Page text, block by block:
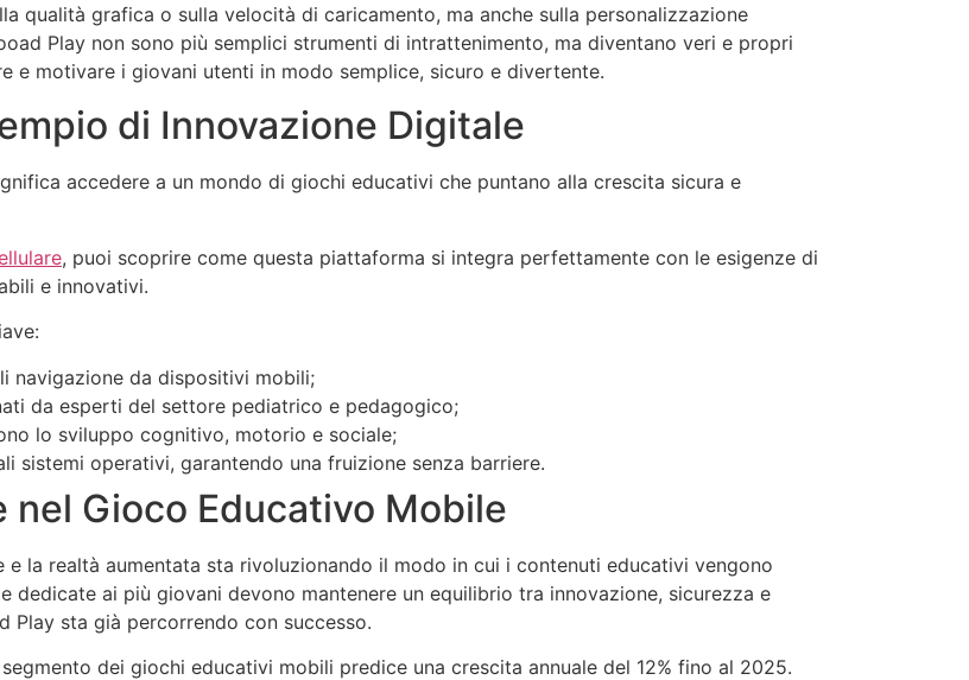
qualità grafica o sulla velocità di caricamento, ma anche sulla personalizzazione
Play non sono più semplici strumenti di intrattenimento, ma diventano veri e propri
e motivare i giovani utenti in modo semplice, sicuro e divertente.
di Innovazione Digitale
accedere a un mondo di giochi educativi che puntano alla crescita sicura e
, puoi scoprire come questa piattaforma si integra perfettamente con le esigenze di
e innovativi.
navigazione da dispositivi mobili;
da esperti del settore pediatrico e pedagogico;
lo sviluppo cognitivo, motorio e sociale;
sistemi operativi, garantendo una fruizione senza barriere.
Gioco Educativo Mobile
e la realtà aumentata sta rivoluzionando il modo in cui i contenuti educativi vengono
ai più giovani devono mantenere un equilibrio tra innovazione, sicurezza e
sta già percorrendo con successo.
dei giochi educativi mobili predice una crescita annuale del 12% fino al 2025.